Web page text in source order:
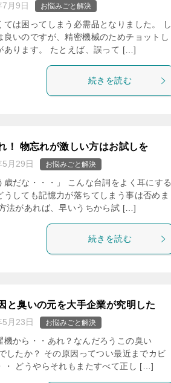
月9日 お悩みごと解決
は困ってしまう必需品となりました。 し
いのですが、精密機械のためチョットし
あります。 たとえば、誤って […]
続きを読む
！ 物忘れが激しい方はお試しを
月29日 お悩みごと解決
歳だな・・・」 こんな台詞をよく耳にする
しても記憶力が落ちてしまう事は否めま
法があれば、早いうちから試 […]
続きを読む
と臭いの元を大手企業が究明した
月23日 お悩みごと解決
から・・あれ？なんだろうこの臭い
したか？ その原因ってつい最近までカビ
・ どうやらそれもまたすべて正し […]